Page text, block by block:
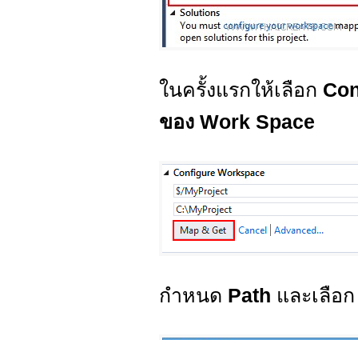
ในครั้งแรกให้เลือก
ของ Work Space
กำหนด Path และเลือ